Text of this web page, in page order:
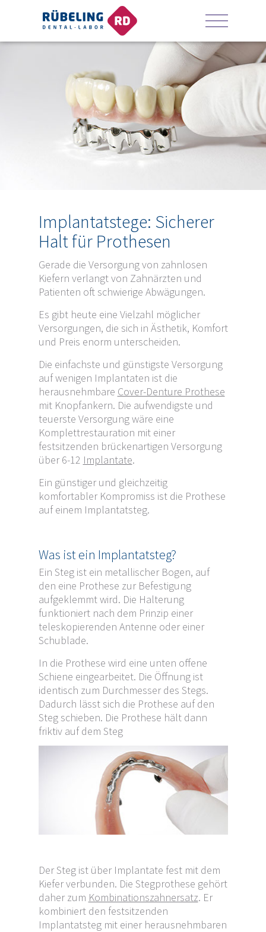
Implantatstege: Sicherer
Halt für Prothesen
Gerade die Versorgung von zahnlosen
Kiefern verlangt von Zahnärzten und
Patienten oft schwierige Abwägungen.
Es gibt heute eine Vielzahl möglicher
Versorgungen, die sich in Ästhetik, Komfort
und Preis enorm unterscheiden.
Die einfachste und günstigste Versorgung
auf wenigen Implantaten ist die
herausnehmbare Cover-Denture Prothese
mit Knopfankern. Die aufwendigste und
teuerste Versorgung wäre eine
Komplettrestauration mit einer
festsitzenden brückenartigen Versorgung
über 6-12 Implantate.
Ein günstiger und gleichzeitig
komfortabler Kompromiss ist die Prothese
auf einem Implantatsteg.
Was ist ein Implantatsteg?
Ein Steg ist ein metallischer Bogen, auf
den eine Prothese zur Befestigung
aufgeklemmt wird. Die Halterung
funktioniert nach dem Prinzip einer
teleskopierenden Antenne oder einer
Schublade.
In die Prothese wird eine unten offene
Schiene eingearbeitet. Die Öffnung ist
identisch zum Durchmesser des Stegs.
Dadurch lässt sich die Prothese auf den
Steg schieben. Die Prothese hält dann
friktiv auf dem Steg
Der Steg ist über Implantate fest mit dem
Kiefer verbunden. Die Stegprothese gehört
daher zum Kombinationszahnersatz. Er
kombiniert den festsitzenden
Implantatsteg mit einer herausnehmbaren